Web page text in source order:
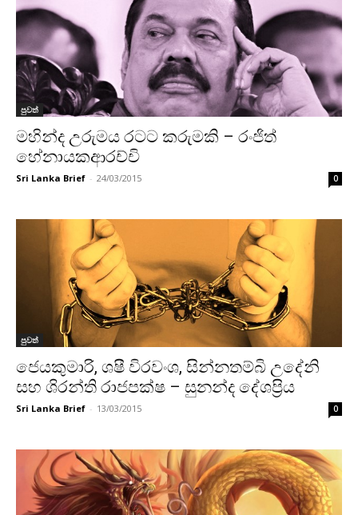
පුවත්
මහින්ද උරුමය රටට කරුමකි – රංජිත්
හේනායකආරච්චි
Sri Lanka Brief - 24/03/2015 0
පුවත්
ජෙයකුමාරි, ශෂී විරවංශ, සින්නතම්බි උදේනි
සහ ශිරන්ති රාජපක්ෂ – සුනන්ද දේශප්‍රිය
Sri Lanka Brief - 13/03/2015 0